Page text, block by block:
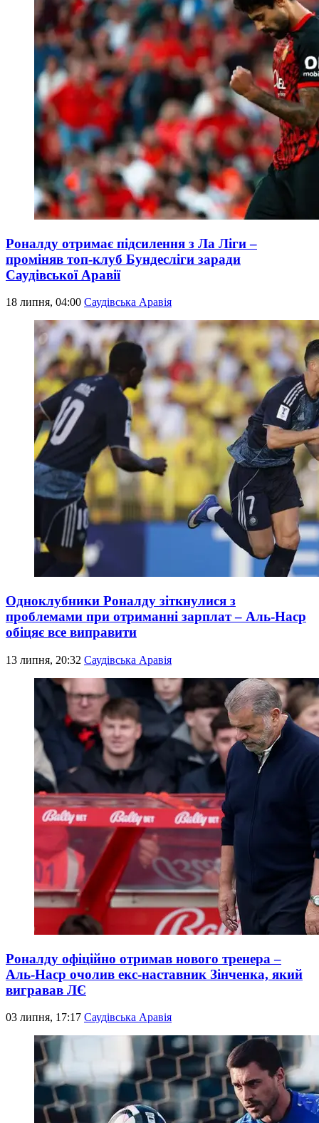
Роналду отримає підсилення з Ла Ліги –
проміняв топ-клуб Бундесліги заради
Саудівської Аравії
18 липня, 04:00 Саудівська Аравія
Одноклубники Роналду зіткнулися з
проблемами при отриманні зарплат – Аль-Наср
обіцяє все виправити
13 липня, 20:32 Саудівська Аравія
Роналду офіційно отримав нового тренера –
Аль-Наср очолив екс-наставник Зінченка, який
вигравав ЛЄ
03 липня, 17:17 Саудівська Аравія